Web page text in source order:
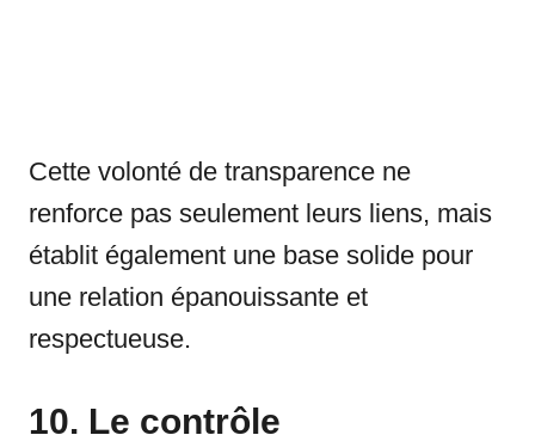
Cette volonté de transparence ne
renforce pas seulement leurs liens, mais
établit également une base solide pour
une relation épanouissante et
respectueuse.
10. Le contrôle